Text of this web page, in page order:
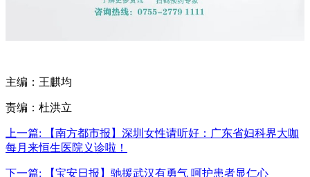
主编：王麒均
责编：杜洪立
上一篇:
【南方都市报】深圳女性请听好：广东省妇科界大咖
每月来恒生医院义诊啦！
下一篇: 【宝安日报】驰援武汉有勇气 呵护患者显仁心